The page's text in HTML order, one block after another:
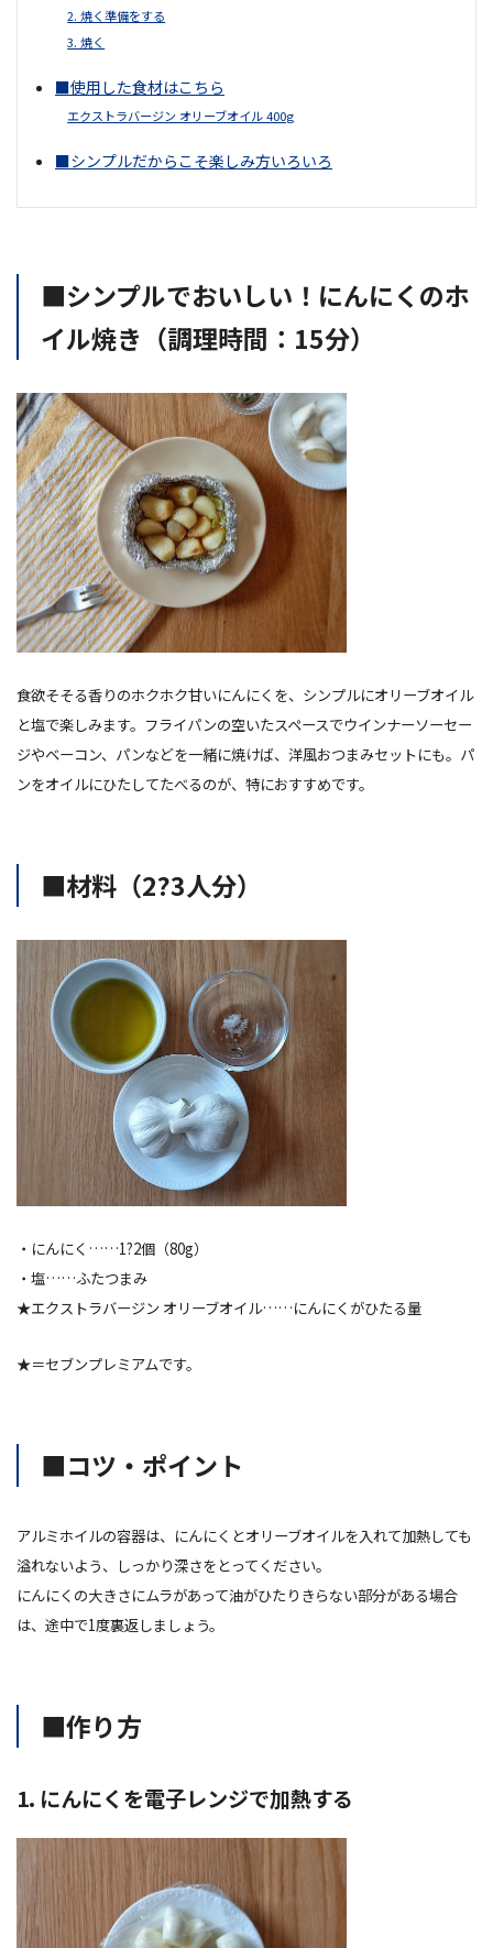
2. 焼く準備をする
3. 焼く
■使用した食材はこちら
エクストラバージン オリーブオイル 400g
■シンプルだからこそ楽しみ方いろいろ
■シンプルでおいしい！にんにくのホ
イル焼き（調理時間：15分）
食欲そそる香りのホクホク甘いにんにくを、シンプルにオリーブオイル
と塩で楽しみます。フライパンの空いたスペースでウインナーソーセー
ジやベーコン、パンなどを一緒に焼けば、洋風おつまみセットにも。パ
ンをオイルにひたしてたべるのが、特におすすめです。
■材料（2?3人分）
・にんにく……1?2個（80g）
・塩……ふたつまみ
★エクストラバージン オリーブオイル……にんにくがひたる量
★＝セブンプレミアムです。
■コツ・ポイント
アルミホイルの容器は、にんにくとオリーブオイルを入れて加熱しても
溢れないよう、しっかり深さをとってください。
にんにくの大きさにムラがあって油がひたりきらない部分がある場合
は、途中で1度裏返しましょう。
■作り方
1. にんにくを電子レンジで加熱する